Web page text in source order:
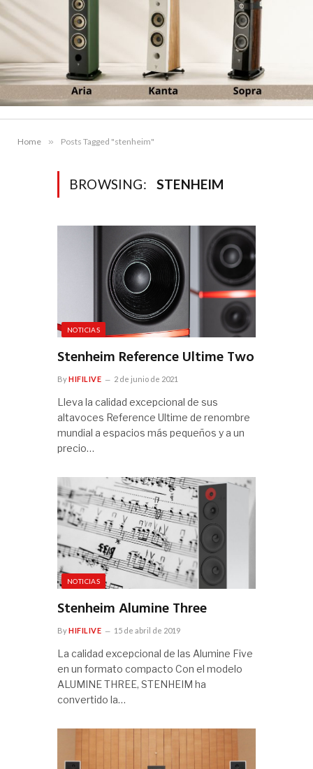
Home » Posts Tagged "stenheim"
BROWSING: STENHEIM
NOTICIAS
Stenheim Reference Ultime Two
ByHIFILIVE 2 de junio de 2021
Lleva la calidad excepcional de sus
altavoces Reference Ultime de renombre
mundial a espacios más pequeños y a un
precio…
NOTICIAS
Stenheim Alumine Three
ByHIFILIVE 15 de abril de 2019
La calidad excepcional de las Alumine Five
en un formato compacto Con el modelo
ALUMINE THREE, STENHEIM ha
convertido la…